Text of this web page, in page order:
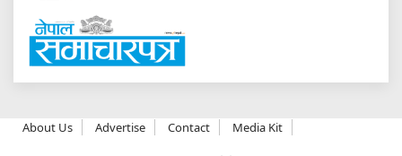
About Us Advertise Contact Media Kit